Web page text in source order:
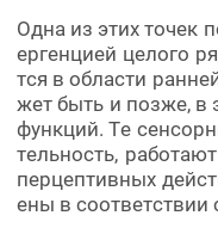
Одна из этих точек
ергенцией целого
тся в области
жет быть и позже, в
функций. Те
тельность,
перцептивных
ены в соответствии